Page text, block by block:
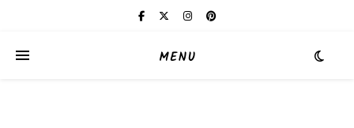
MENU